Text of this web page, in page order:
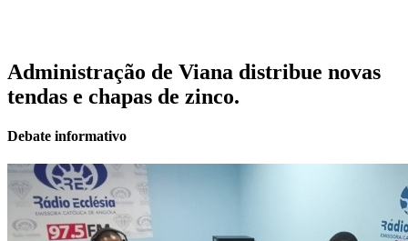
Administração de Viana distribue novas
tendas e chapas de zinco.
Debate informativo